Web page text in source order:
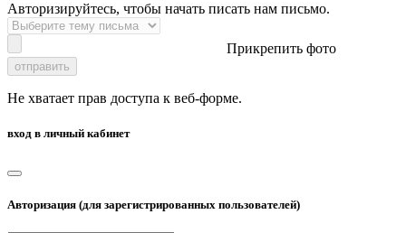
Авторизируйтесь, чтобы начать писать нам письмо.
Прикрепить фото
отправить
Не хватает прав доступа к веб-форме.
вход в личный кабинет
Авторизация (для зарегистрированных пользователей)